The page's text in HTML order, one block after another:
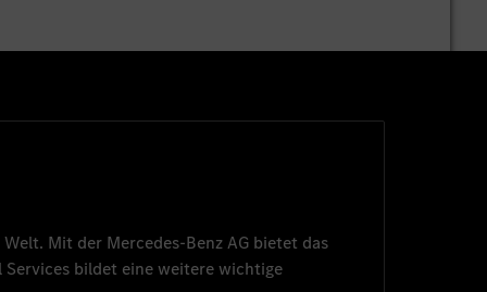
Mit der Mercedes-Benz AG bietet das
Services bildet eine weitere wichtige